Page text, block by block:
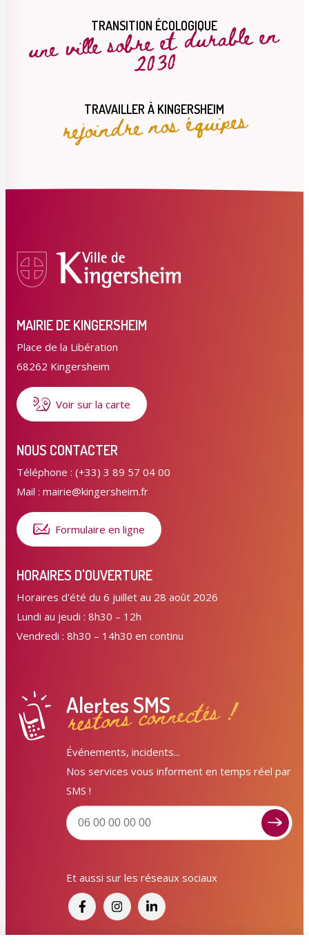
TRANSITION ÉCOLOGIQUE
une ville sobre et durable en
2030
TRAVAILLER À KINGERSHEIM
rejoindre nos équipes
MAIRIE DE KINGERSHEIM
Place de la Libération
68262 Kingersheim
Voir sur la carte
NOUS CONTACTER
Téléphone : (+33) 3 89 57 04 00
Mail : mairie@kingersheim.fr
Formulaire en ligne
HORAIRES D'OUVERTURE
Horaires d'été du 6 juillet au 28 août 2026
Lundi au jeudi : 8h30 – 12h
Vendredi : 8h30 – 14h30 en continu
Alertes SMS
restons connectés !
Événements, incidents...
Nos services vous informent en temps réel par
SMS !
Et aussi sur les réseaux sociaux
Poser une question ? Participer ?
Cliquez ici pour interagir avec les services de votre
ville !